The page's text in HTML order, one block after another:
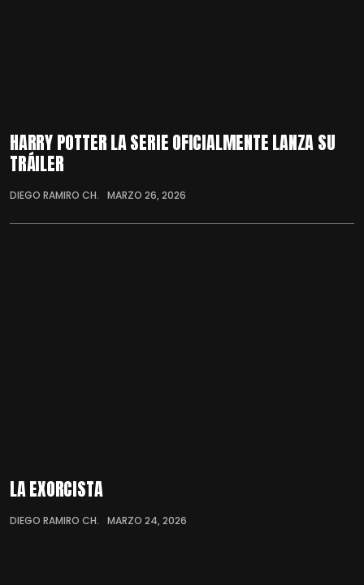
HARRY POTTER LA SERIE OFICIALMENTE LANZA SU
TRÁILER
DIEGO RAMIRO CH. MARZO 26, 2026
LA EXORCISTA
DIEGO RAMIRO CH. MARZO 24, 2026